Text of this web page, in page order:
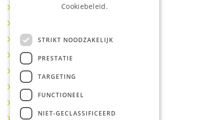
Makelaar Utrecht
Makelaar Houten
Makelaar Vianen
Makelaar Maarssen
Makelaar Lopik
Makelaar Montfoort
Cookiebeleid.
STRIKT NOODZAKELIJK
PRESTATIE
TARGETING
FUNCTIONEEL
NIET-GECLASSIFICEERD